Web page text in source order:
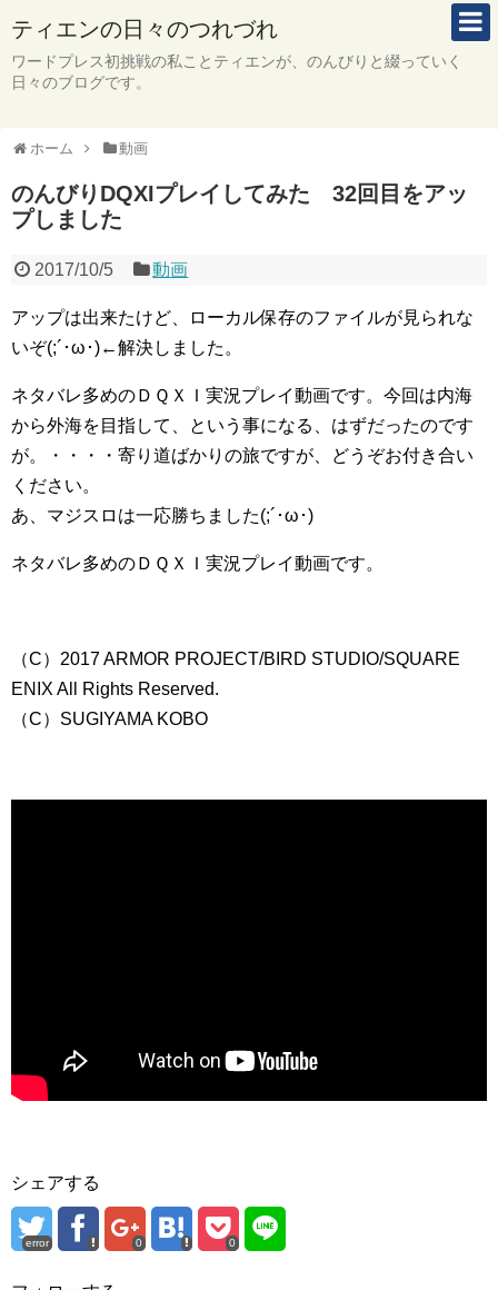
ティエンの日々のつれづれ
ワードプレス初挑戦の私ことティエンが、のんびりと綴っていく
日々のブログです。
ホーム 動画
のんびりDQXIプレイしてみた 32回目をアッ
プしました
2017/10/5 動画
アップは出来たけど、ローカル保存のファイルが見られな
いぞ(;´･ω･)←解決しました。
ネタバレ多めのＤＱＸＩ実況プレイ動画です。今回は内海
から外海を目指して、という事になる、はずだったのです
が。・・・・寄り道ばかりの旅ですが、どうぞお付き合い
ください。
あ、マジスロは一応勝ちました(;´･ω･)
ネタバレ多めのＤＱＸＩ実況プレイ動画です。
（C）2017 ARMOR PROJECT/BIRD STUDIO/SQUARE
ENIX All Rights Reserved.
（C）SUGIYAMA KOBO
シェアする
error 0 0